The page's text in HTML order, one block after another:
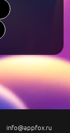
info@appfox.ru